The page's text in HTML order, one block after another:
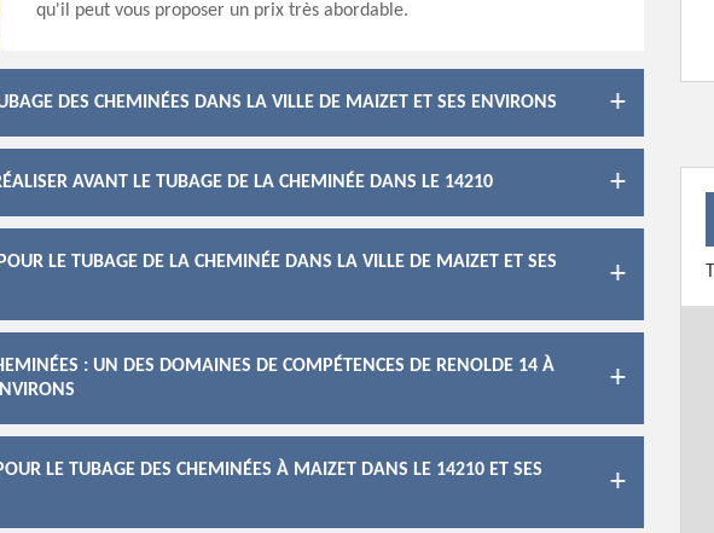
qu'il peut vous proposer un prix très abordable.
DES CHEMINÉES DANS LA VILLE DE MAIZET ET SES ENVIRONS
AVANT LE TUBAGE DE LA CHEMINÉE DANS LE 14210
LE TUBAGE DE LA CHEMINÉE DANS LA VILLE DE MAIZET ET SES
: UN DES DOMAINES DE COMPÉTENCES DE RENOLDE 14 À
LE TUBAGE DES CHEMINÉES À MAIZET DANS LE 14210 ET SES